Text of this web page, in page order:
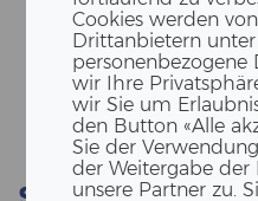
Cookies werden
Drittanbietern
personenbezogene
wir Ihre
wir Sie um
den Button «Alle
Sie der
der Weitergabe
unsere Partner zu.